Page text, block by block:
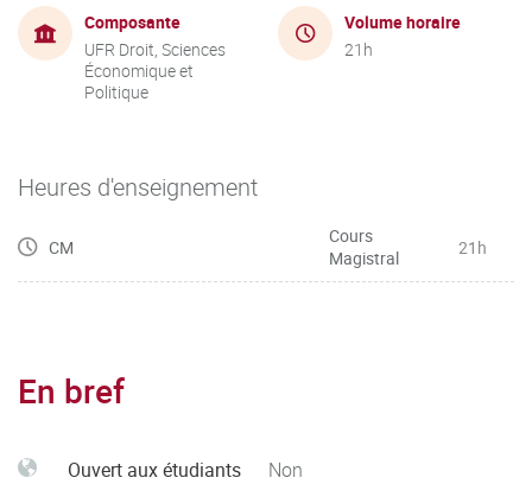
Composante
UFR Droit, Sciences
Économique et
Politique
Volume horaire
21h
Heures d'enseignement
CM
Cours
Magistral
21h
En bref
Ouvert aux étudiants
Non